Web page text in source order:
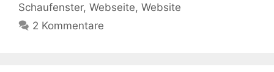
Schaufenster, Webseite, Website
2 Kommentare